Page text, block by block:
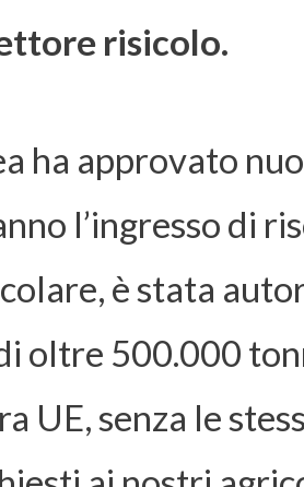
risicolo.
ha approvato
l’ingresso di
è stata
oltre 500.000
UE, senza le